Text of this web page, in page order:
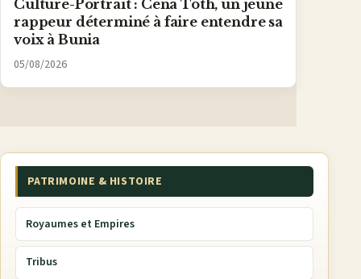
Culture-Portrait : Cena Toth, un jeune
rappeur déterminé à faire entendre sa
voix à Bunia
05/08/2026
PATRIMOINE & HISTOIRE
Royaumes et Empires
Tribus